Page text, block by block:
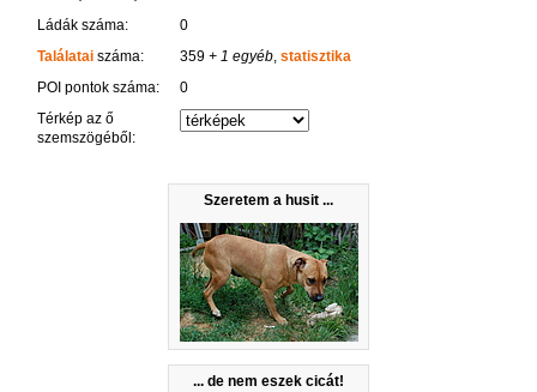
Szeretem a husit ...
... de nem eszek cicát!
Ládák száma:
0
Találataiszáma: 359+ 1 egyéb, statisztika
POI pontok száma:
0
Térkép az ő
szemszögéből: